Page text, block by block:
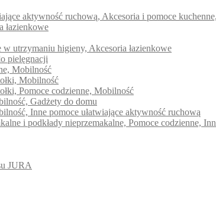
aktywność ruchową, Akcesoria i pomoce
łazienkowe
utrzymaniu higieny, Akcesoria łazienkowe
pielęgnacji
Mobilność
Mobilność
Pomoce codzienne, Mobilność
Gadżety do domu
Inne pomoce ułatwiające aktywność ruchową
i podkłady nieprzemakalne, Pomoce codzienne,
JURA